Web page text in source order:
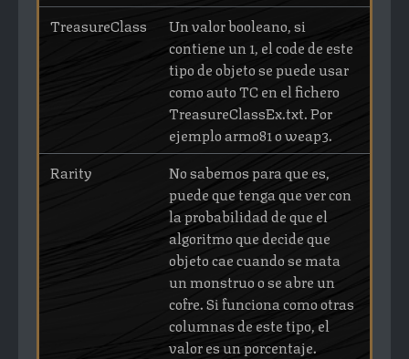
TreasureClass
Un valor booleano, si
contiene un 1, el code de este
tipo de objeto se puede usar
como auto TC en el fichero
TreasureClassEx.txt. Por
ejemplo armo81 o weap3.
Rarity
No sabemos para que es,
puede que tenga que ver con
la probabilidad de que el
algoritmo que decide que
objeto cae cuando se mata
un monstruo o se abre un
cofre. Si funciona como otras
columnas de este tipo, el
valor es un porcentaje.